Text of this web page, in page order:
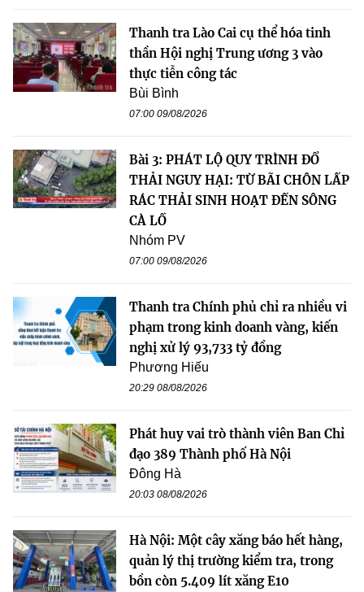
Thanh tra Lào Cai cụ thể hóa tinh
thần Hội nghị Trung ương 3 vào
thực tiễn công tác
Bùi Bình
07:00 09/08/2026
Bài 3: PHÁT LỘ QUY TRÌNH ĐỔ
THẢI NGUY HẠI: TỪ BÃI CHÔN LẤP
RÁC THẢI SINH HOẠT ĐẾN SÔNG
CÀ LỒ
Nhóm PV
07:00 09/08/2026
Thanh tra Chính phủ chỉ ra nhiều vi
phạm trong kinh doanh vàng, kiến
nghị xử lý 93,733 tỷ đồng
Phương Hiếu
20:29 08/08/2026
Phát huy vai trò thành viên Ban Chỉ
đạo 389 Thành phố Hà Nội
Đông Hà
20:03 08/08/2026
Hà Nội: Một cây xăng báo hết hàng,
quản lý thị trường kiểm tra, trong
bồn còn 5.409 lít xăng E10